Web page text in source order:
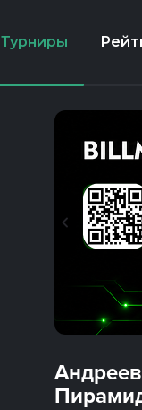
Турниры